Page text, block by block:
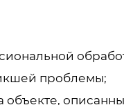
проблемы;